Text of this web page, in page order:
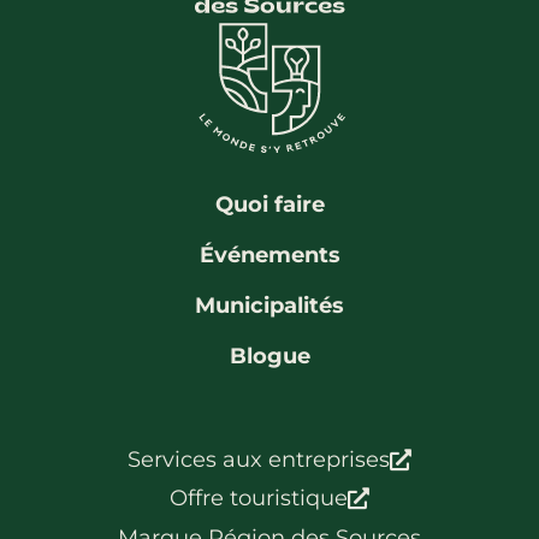
Bénévolat
Communauté d’affaires
Travailleurs autonomes
Coups de cœur
Itinéraires
Pédalez!
Blogue
Quoi faire
Événements
Municipalités
Blogue
Services aux entreprises
Offre touristique